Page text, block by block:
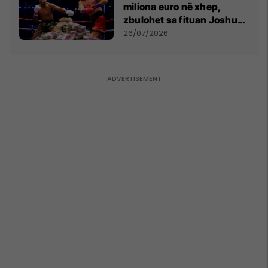
miliona euro në xhep,
zbulohet sa fituan Joshua
e Prenga
26/07/2026